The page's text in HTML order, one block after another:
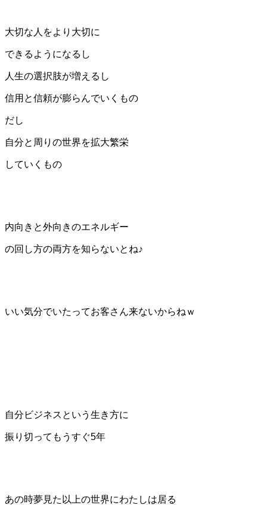
大切な人をより大切に
できるようになるし
人生の選択肢が増えるし
信用と信頼が膨らんでいくもの
だし
自分と周りの世界を拡大繁栄
していくもの
内向きと外向きのエネルギー
の回し方の両方を知らないとね♪
いい気分でいたってお客さん来ないからねｗ
自分ビジネスという生き方に
振り切って もうすぐ5年
あの時夢見た以上の世界にわたしは居る